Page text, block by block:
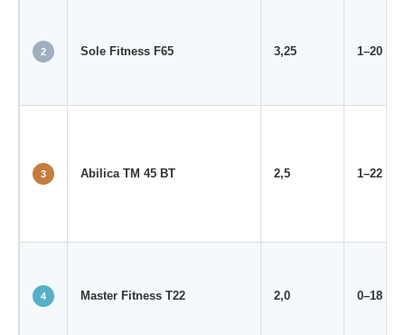
2 Sole Fitness F65 3,25 1–20
3 Abilica TM 45 BT 2,5 1–22
4 Master Fitness T22 2,0 0–18